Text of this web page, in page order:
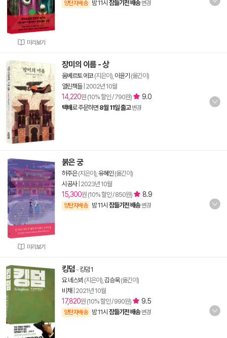
미리보기
양탄자배송 밤 11시 잠들기전 배송 변경
장미의 이름 - 상
움베르토 에코(지은이), 이윤기 (옮긴이)
열린책들| 2002년 10월
14,220원 (10% 할인 / 790원) 9.0
택배로 주문하면 8월 11일 출고 변경
미리보기
붉은 궁
허주은(지은이), 유혜인 (옮긴이)
시공사| 2023년 10월
15,300원 (10% 할인 / 850원) 8.9
양탄자배송 밤 11시 잠들기전 배송 변경
킹덤 -킹덤 1
요 네스뵈 (지은이), 김승욱(옮긴이)
비채 2021년 10월
17,820원 (10% 할인 / 990원) 9.5
양탄자배송 밤 11시 잠들기전 배송 변경